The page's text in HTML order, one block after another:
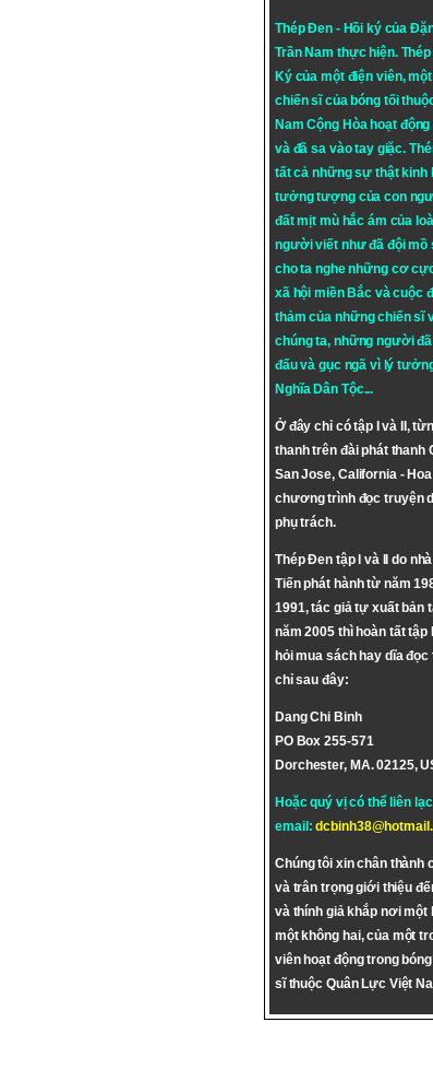
Thép Đen - Hồi ký của
Trần Nam thực hiện.
Ký của một điện viên,
chiến sĩ của bóng tối
Nam Cộng Hòa hoạt
và đã sa vào tay giặc.
tất cả những sự thật
tưởng tượng của con
đất mịt mù hắc ám của
người viết như đã đội mồ
cho ta nghe những cơ
xã hội miền Bắc và cuộc
thảm của những chiến sĩ
chúng ta, những người
đấu và gục ngã vì lý
Nghĩa Dân Tộc...
Ở đây chỉ có tập I và II,
thanh trên đài phát thanh
San Jose, California -
chương trình đọc truyện
phụ trách.
Thép Đen tập I và II do
Tiến phát hành từ năm
1991, tác giả tự xuất bản
năm 2005 thì hoàn tất tập
hỏi mua sách hay dĩa
chỉ sau đây:
Dang Chi Binh
PO Box 255-571
Dorchester, MA. 02125,
Hoặc quý vị có thể liên
email:
Chúng tôi xin chân thành
và trân trọng giới thiệu
và thính giả khắp nơi một
một không hai, của một
viên hoạt động trong
sĩ thuộc Quân Lực Việt